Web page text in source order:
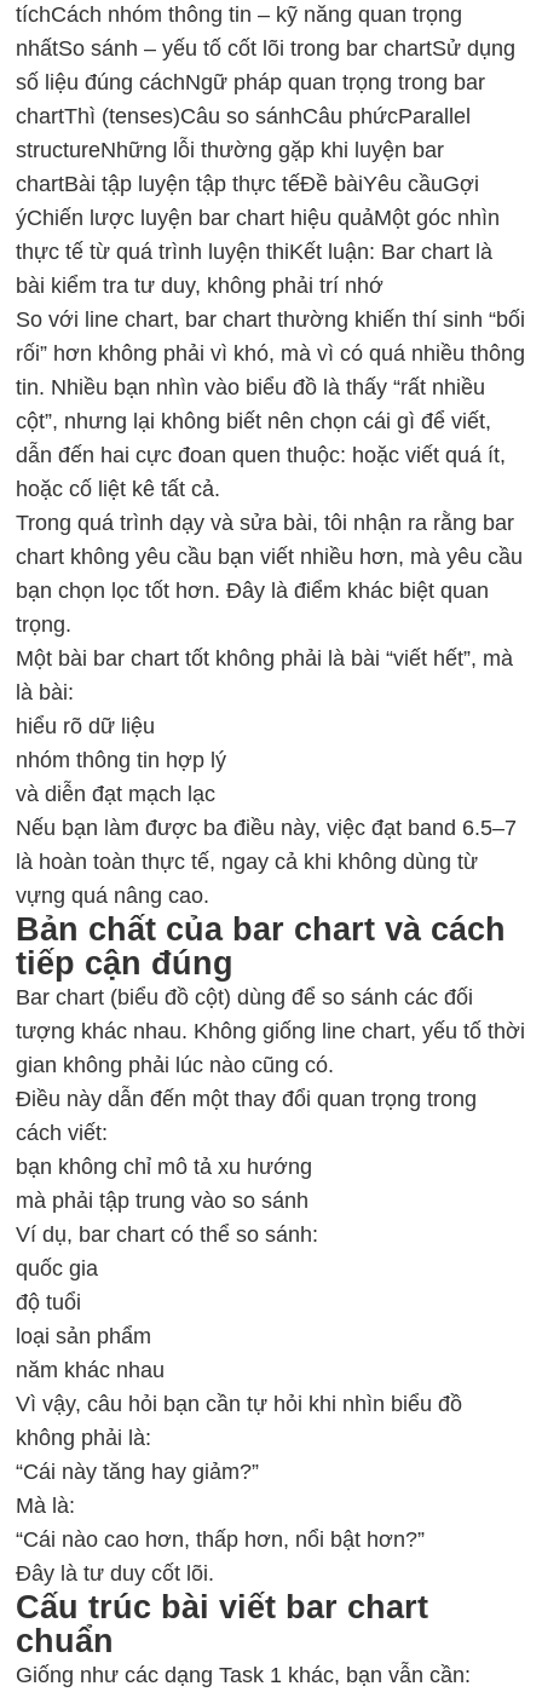
tíchCách nhóm thông tin – kỹ năng quan trọng
nhấtSo sánh – yếu tố cốt lõi trong bar chartSử dụng
số liệu đúng cáchNgữ pháp quan trọng trong bar
chartThì (tenses)Câu so sánhCâu phứcParallel
structureNhững lỗi thường gặp khi luyện bar
chartBài tập luyện tập thực tếĐề bàiYêu cầuGợi
ýChiến lược luyện bar chart hiệu quảMột góc nhìn
thực tế từ quá trình luyện thiKết luận: Bar chart là
bài kiểm tra tư duy, không phải trí nhớ
So với line chart, bar chart thường khiến thí sinh “bối
rối” hơn không phải vì khó, mà vì có quá nhiều thông
tin. Nhiều bạn nhìn vào biểu đồ là thấy “rất nhiều
cột”, nhưng lại không biết nên chọn cái gì để viết,
dẫn đến hai cực đoan quen thuộc: hoặc viết quá ít,
hoặc cố liệt kê tất cả.
Trong quá trình dạy và sửa bài, tôi nhận ra rằng bar
chart không yêu cầu bạn viết nhiều hơn, mà yêu cầu
bạn chọn lọc tốt hơn. Đây là điểm khác biệt quan
trọng.
Một bài bar chart tốt không phải là bài “viết hết”, mà
là bài:
hiểu rõ dữ liệu
nhóm thông tin hợp lý
và diễn đạt mạch lạc
Nếu bạn làm được ba điều này, việc đạt band 6.5–7
là hoàn toàn thực tế, ngay cả khi không dùng từ
vựng quá nâng cao.
Bản chất của bar chart và cách
tiếp cận đúng
Bar chart (biểu đồ cột) dùng để so sánh các đối
tượng khác nhau. Không giống line chart, yếu tố thời
gian không phải lúc nào cũng có.
Điều này dẫn đến một thay đổi quan trọng trong
cách viết:
bạn không chỉ mô tả xu hướng
mà phải tập trung vào so sánh
Ví dụ, bar chart có thể so sánh:
quốc gia
độ tuổi
loại sản phẩm
năm khác nhau
Vì vậy, câu hỏi bạn cần tự hỏi khi nhìn biểu đồ
không phải là:
“Cái này tăng hay giảm?”
Mà là:
“Cái nào cao hơn, thấp hơn, nổi bật hơn?”
Đây là tư duy cốt lõi.
Cấu trúc bài viết bar chart
chuẩn
Giống như các dạng Task 1 khác, bạn vẫn cần: